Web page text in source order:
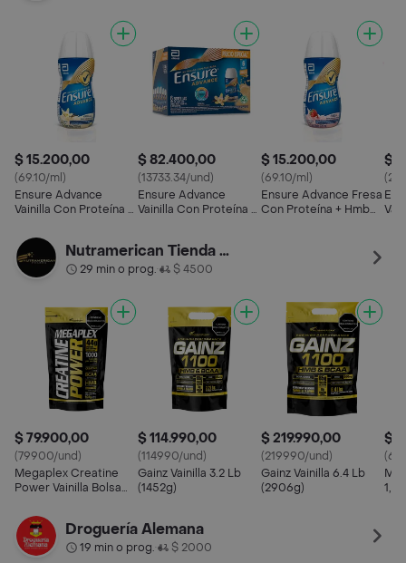
$ 15.200,00
(69.10/ml)
Ensure Advance
Vainilla Con Proteína +
$ 82.400,00
(13733.34/und)
Ensure Advance
Vainilla Con Proteína +
$ 15.200,00
(69.10/ml)
Ensure Advance Fresa
Con Proteína + Hmb
$
Nutramerican Tienda Oficial Bogotá Norte
29 min o prog.• $ 4500
$ 79.900,00
(79900/und)
Megaplex Creatine
Power Vainilla Bolsa
$ 114.990,00
(114990/und)
Gainz Vainilla 3.2 Lb
(1452g)
$ 219.990,00
(219990/und)
Gainz Vainilla 6.4 Lb
(2906g)
$
1,6
Droguería Alemana
19 min o prog.• $ 2000